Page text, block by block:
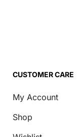
CUSTOMER CARE
My Account
Shop